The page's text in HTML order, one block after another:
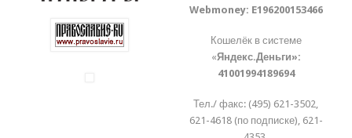
Webmoney: E196200153466
Кошелёк в системе
«Яндекс.Деньги»:
41001994189694
Тел./ факс: (495) 621-3502,
621-4618 (по подписке), 621-